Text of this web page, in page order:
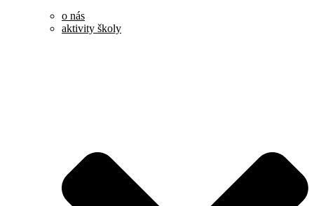
o nás
aktivity školy